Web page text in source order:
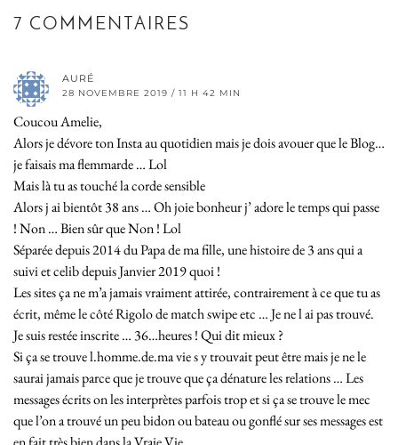
7 COMMENTAIRES
AURÉ
28 NOVEMBRE 2019 / 11 H 42 MIN
Coucou Amelie,
Alors je dévore ton Insta au quotidien mais je dois avouer que le Blog…
je faisais ma flemmarde … Lol
Mais là tu as touché la corde sensible
Alors j ai bientôt 38 ans … Oh joie bonheur j’ adore le temps qui passe
! Non … Bien sûr que Non ! Lol
Séparée depuis 2014 du Papa de ma fille, une histoire de 3 ans qui a
suivi et celib depuis Janvier 2019 quoi !
Les sites ça ne m’a jamais vraiment attirée, contrairement à ce que tu as
écrit, même le côté Rigolo de match swipe etc … Je ne l ai pas trouvé.
Je suis restée inscrite … 36…heures ! Qui dit mieux ?
Si ça se trouve l.homme.de.ma vie s y trouvait peut être mais je ne le
saurai jamais parce que je trouve que ça dénature les relations … Les
messages écrits on les interprètes parfois trop et si ça se trouve le mec
que l’on a trouvé un peu bidon ou bateau ou gonflé sur ses messages est